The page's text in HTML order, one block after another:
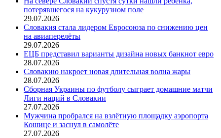
потерявшегося на кукурузном поле
29.07.2026
Словакия стала лидером Евросоюза по снижению цен
на авиаперелёты
29.07.2026
ЕЦБ представил варианты дизайна новых банкнот евро
28.07.2026
Словакию накроет новая длительная волна жары
28.07.2026
Сборная Украины по футболу сыграет домашние матчи
Лиги наций в Словакии
27.07.2026
Мужчина пробрался на взлётную площадку аэропорта
Кошице и заснул в самолёте
27.07.2026